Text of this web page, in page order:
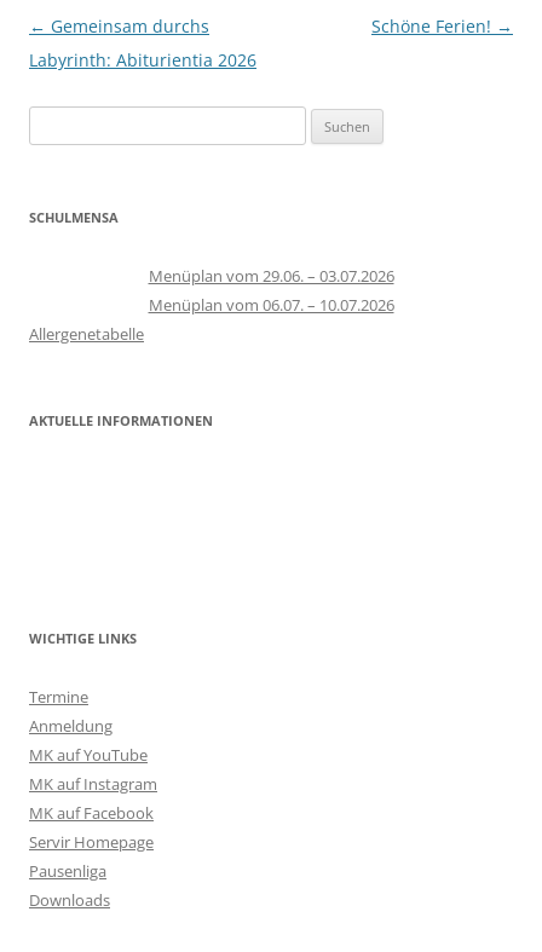
Beitragsnavigation
← Gemeinsam durchs
Labyrinth: Abiturientia 2026
Schöne Ferien! →
nach:
SCHULMENSA
Menüplan vom 29.06. – 03.07.2026
Menüplan vom 06.07. – 10.07.2026
Allergenetabelle
AKTUELLE INFORMATIONEN
WICHTIGE LINKS
Termine
Anmeldung
MK auf YouTube
MK auf Instagram
MK auf Facebook
Servir Homepage
Pausenliga
Downloads